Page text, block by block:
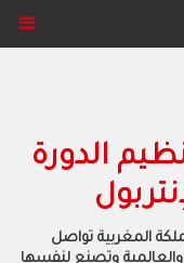
الدورة
المغربية تواصل
والعالمية وتصنع لنفسها